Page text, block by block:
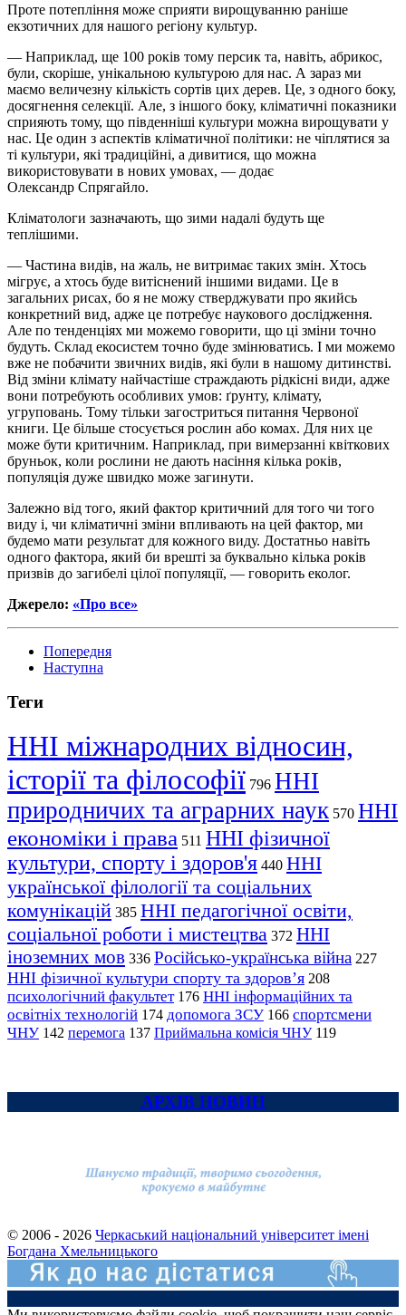
Проте потепління може сприяти вирощуванню раніше
екзотичних для нашого регіону культур.
— Наприклад, ще 100 років тому персик та, навіть, абрикос,
були, скоріше, унікальною культурою для нас. А зараз ми
маємо величезну кількість сортів цих дерев. Це, з одного боку,
досягнення селекції. Але, з іншого боку, кліматичні показники
сприяють тому, що південніші культури можна вирощувати у
нас. Це один з аспектів кліматичної політики: не чіплятися за
ті культури, які традиційні, а дивитися, що можна
використовувати в нових умовах, — додає
Олександр Спрягайло.
Кліматологи зазначають, що зими надалі будуть ще
теплішими.
— Частина видів, на жаль, не витримає таких змін. Хтось
мігрує, а хтось буде витіснений іншими видами. Це в
загальних рисах, бо я не можу стверджувати про якийсь
конкретний вид, адже це потребує наукового дослідження.
Але по тенденціях ми можемо говорити, що ці зміни точно
будуть. Склад екосистем точно буде змінюватись. І ми можемо
вже не побачити звичних видів, які були в нашому дитинстві.
Від зміни клімату найчастіше страждають рідкісні види, адже
вони потребують особливих умов: ґрунту, клімату,
угруповань. Тому тільки загостриться питання Червоної
книги. Це більше стосується рослин або комах. Для них це
може бути критичним. Наприклад, при вимерзанні квіткових
бруньок, коли рослини не дають насіння кілька років,
популяція дуже швидко може загинути.
Залежно від того, який фактор критичний для того чи того
виду і, чи кліматичні зміни впливають на цей фактор, ми
будемо мати результат для кожного виду. Достатньо навіть
одного фактора, який би врешті за буквально кілька років
призвів до загибелі цілої популяції, — говорить еколог.
Джерело: «Про все»
Попередня
Наступна
Теги
ННІ міжнародних відносин,
історії та філософії 796 ННІ
природничих та аграрних наук 570 ННІ
економіки і права 511 ННІ фізичної
культури, спорту і здоров'я 440 ННІ
української філології та соціальних
комунікацій 385 ННІ педагогічної освіти,
соціальної роботи і мистецтва 372 ННІ
іноземних мов 336 Російсько-українська війна 227
ННІ фізичної культури спорту та здоров’я 208
психологічний факультет 176 ННІ інформаційних та
освітніх технологій 174 допомога ЗСУ 166 спортсмени
ЧНУ 142 перемога 137 Приймальна комісія ЧНУ 119
АРХІВ НОВИН
© 2006 - 2026 Черкаський національний університет імені
Богдана Хмельницького